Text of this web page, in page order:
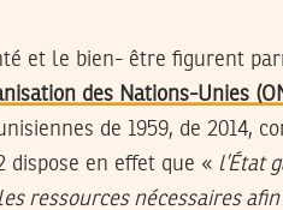
et le bien- être figurent
des Nations-Unies
de 1959, de 2014,
dispose en effet que « l’État
ressources nécessaires